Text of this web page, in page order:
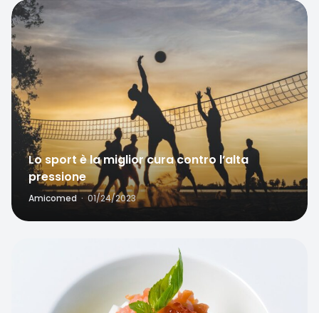
Favorite
Lo sport è la miglior cura contro l’alta
pressione
Amicomed · 01/24/2023